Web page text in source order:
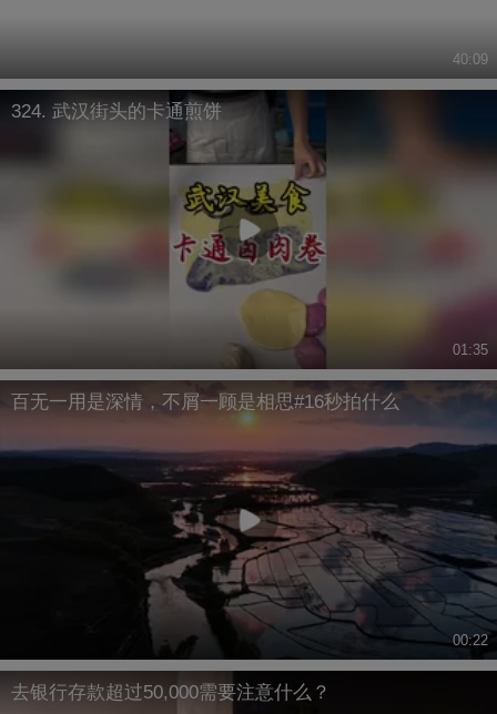
40:09
324. 武汉街头的卡通煎饼
01:35
百无一用是深情，不屑一顾是相思#16秒拍什么
00:22
去银行存款超过50,000需要注意什么？